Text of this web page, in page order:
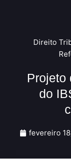
Direito
Projeto
do
fevereiro